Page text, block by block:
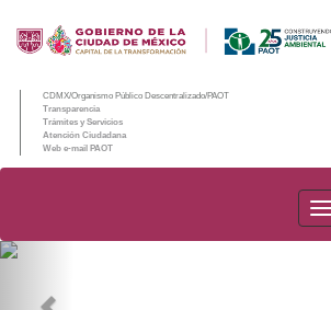
CDMX/Organismo Público Descentralizado/PAOT
Transparencia
Trámites y Servicios
Atención Ciudadana
Web e-mail PAOT